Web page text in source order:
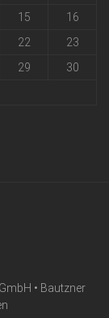
15
16
22
23
29
30
• Bautzner